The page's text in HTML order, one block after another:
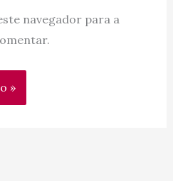
navegador para a